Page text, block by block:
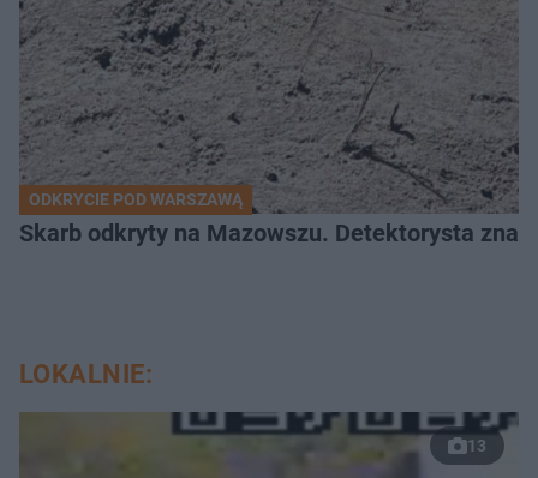
ODKRYCIE POD WARSZAWĄ
Skarb odkryty na Mazowszu. Detektorysta
LOKALNIE:
13